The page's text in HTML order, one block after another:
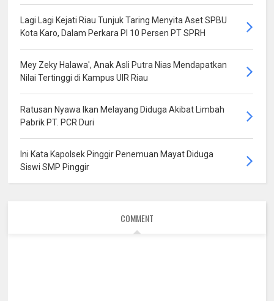
Lagi Lagi Kejati Riau Tunjuk Taring Menyita Aset SPBU
Kota Karo, Dalam Perkara PI 10 Persen PT SPRH
Mey Zeky Halawa', Anak Asli Putra Nias Mendapatkan
Nilai Tertinggi di Kampus UIR Riau
Ratusan Nyawa Ikan Melayang Diduga Akibat Limbah
Pabrik PT. PCR Duri
Ini Kata Kapolsek Pinggir Penemuan Mayat Diduga
Siswi SMP Pinggir
COMMENT